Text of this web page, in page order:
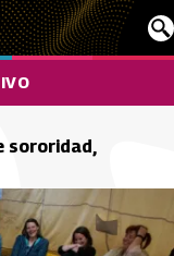
sororidad,